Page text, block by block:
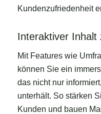
Kundenzufriedenheit
Interaktiver Inhalt
Mit Features wie
können Sie ein
das nicht nur
unterhält. So stärken
Kunden und bauen